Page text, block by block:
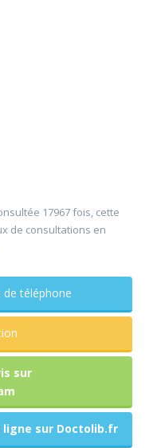
17967 fois, cette
de consultations en
de téléphone
sur
ligne sur Doctolib.fr